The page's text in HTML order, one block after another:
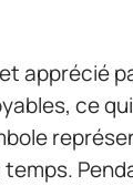
apprécié
ce